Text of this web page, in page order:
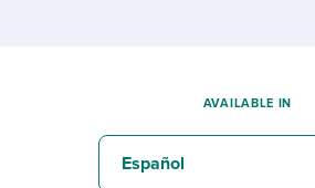
AVAILABLE IN
Español